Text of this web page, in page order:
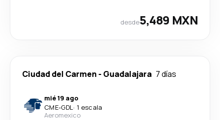
desde5,489 MXN
Ciudad del Carmen - Guadalajara 7 días
mié 19 ago
CME-GDL· 1 escala
Aeromexico